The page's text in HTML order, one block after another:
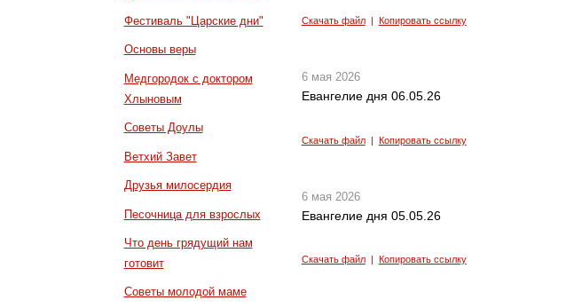
Фестиваль "Царские дни"
Основы веры
Медгородок с доктором
Хлыновым
Советы Доулы
Ветхий Завет
Друзья милосердия
Песочница для взрослых
Что день грядущий нам
готовит
Советы молодой маме
Скачать файл| Копировать ссылку
6 мая 2026
Евангелие дня 06.05.26
Скачать файл| Копировать ссылку
6 мая 2026
Евангелие дня 05.05.26
Скачать файл| Копировать ссылку